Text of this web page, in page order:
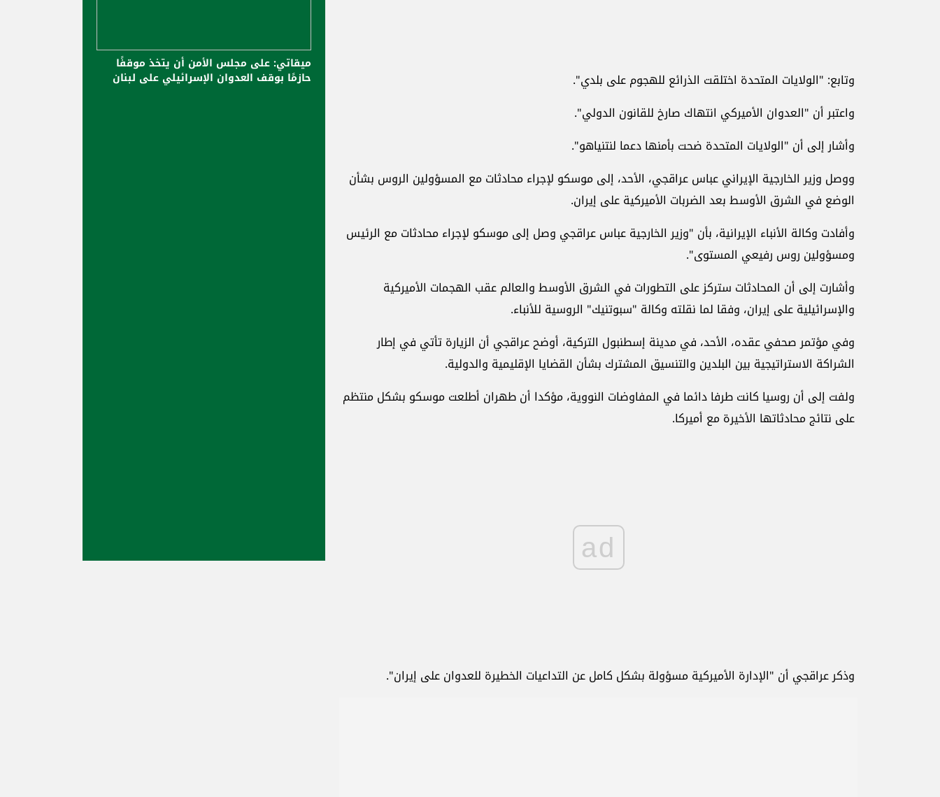
وتابع: "الولايات المتحدة اختلقت الذرائع للهجوم على بلدي".
واعتبر أن "العدوان الأميركي انتهاك صارخ للقانون الدولي".
وأشار إلى أن "الولايات المتحدة ضحت بأمنها دعما لنتنياهو".
ووصل وزير الخارجية الإيراني عباس عراقجي، الأحد، إلى موسكو لإجراء محادثات مع المسؤولين الروس بشأن
الوضع في الشرق الأوسط بعد الضربات الأميركية على إيران.
وأفادت وكالة الأنباء الإيرانية، بأن "وزير الخارجية عباس عراقجي وصل إلى موسكو لإجراء محادثات مع الرئيس
ومسؤولين روس رفيعي المستوى".
وأشارت إلى أن المحادثات ستركز على التطورات في الشرق الأوسط والعالم عقب الهجمات الأميركية
والإسرائيلية على إيران، وفقا لما نقلته وكالة "سبوتنيك" الروسية للأنباء.
وفي مؤتمر صحفي عقده، الأحد، في مدينة إسطنبول التركية، أوضح عراقجي أن الزيارة تأتي في إطار
الشراكة الاستراتيجية بين البلدين والتنسيق المشترك بشأن القضايا الإقليمية والدولية.
ولفت إلى أن روسيا كانت طرفا دائما في المفاوضات النووية، مؤكدا أن طهران أطلعت موسكو بشكل منتظم
على نتائج محادثاتها الأخيرة مع أميركا.
ad
وذكر عراقجي أن "الإدارة الأميركية مسؤولة بشكل كامل عن التداعيات الخطيرة للعدوان على إيران".
ميقاتي: على مجلس الأمن أن يتخذ موقفًا
حازمًا بوقف العدوان الإسرائيلي على لبنان